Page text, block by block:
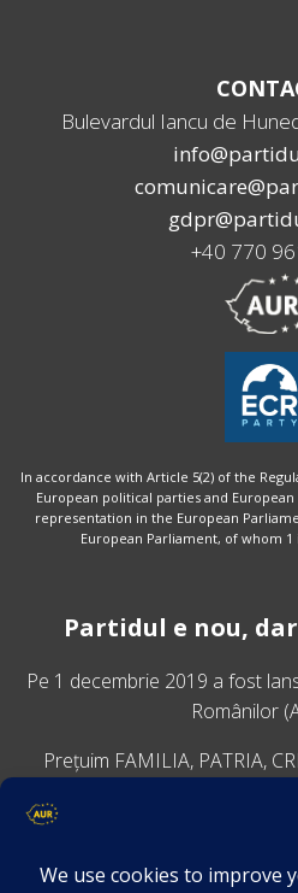
Bulevardul Iancu de
+40 770
In accordance with Article 5(2) of the
European political parties and
representation in the European
European Parliament, of whom 1
Partidul e nou,
Pe 1 decembrie 2019 a fost
Românilor
Prețuim FAMILIA, PATRIA,